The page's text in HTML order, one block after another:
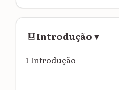
Introdução▾
1 Introdução